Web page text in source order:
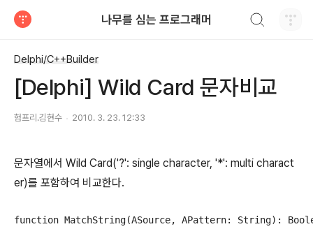
나무를 심는 프로그래머
Delphi/C++Builder
[Delphi] Wild Card 문자비교
험프리.김현수 2010. 3. 23. 12:33
문자열에서 Wild Card('?': single character, '*': multi charact
er)를 포함하여 비교한다.
function MatchString(ASource, APattern: String):